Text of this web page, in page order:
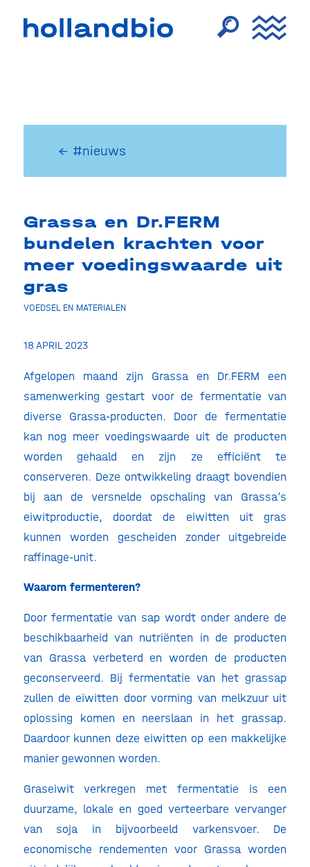
← #nieuws
Grassa en Dr.FERM
bundelen krachten voor
meer voedingswaarde uit
gras
VOEDSEL EN MATERIALEN
18 APRIL 2023
Afgelopen maand zijn Grassa en Dr.FERM een
samenwerking gestart voor de fermentatie van
diverse Grassa-producten. Door de fermentatie
kan nog meer voedingswaarde uit de producten
worden gehaald en zijn ze efficiënt te
conserveren. Deze ontwikkeling draagt bovendien
bij aan de versnelde opschaling van Grassa’s
eiwitproductie, doordat de eiwitten uit gras
kunnen worden gescheiden zonder uitgebreide
raffinage-unit.
Waarom fermenteren?
Door fermentatie van sap wordt onder andere de
beschikbaarheid van nutriënten in de producten
van Grassa verbeterd en worden de producten
geconserveerd. Bij fermentatie van het grassap
zullen de eiwitten door vorming van melkzuur uit
oplossing komen en neerslaan in het grassap.
Daardoor kunnen deze eiwitten op een makkelijke
manier gewonnen worden.
Graseiwit verkregen met fermentatie is een
duurzame, lokale en goed verteerbare vervanger
van soja in bijvoorbeeld varkensvoer. De
economische rendementen voor Grassa worden